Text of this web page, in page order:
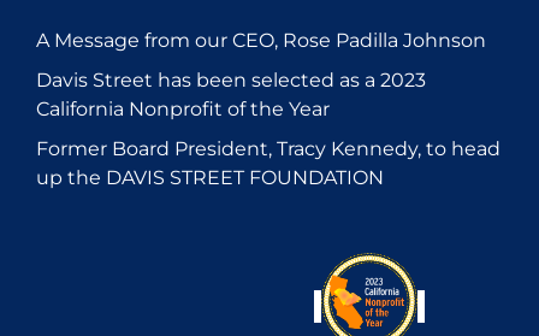
A Message from our CEO, Rose Padilla Johnson
Davis Street has been selected as a 2023
California Nonprofit of the Year
Former Board President, Tracy Kennedy, to head
up the DAVIS STREET FOUNDATION